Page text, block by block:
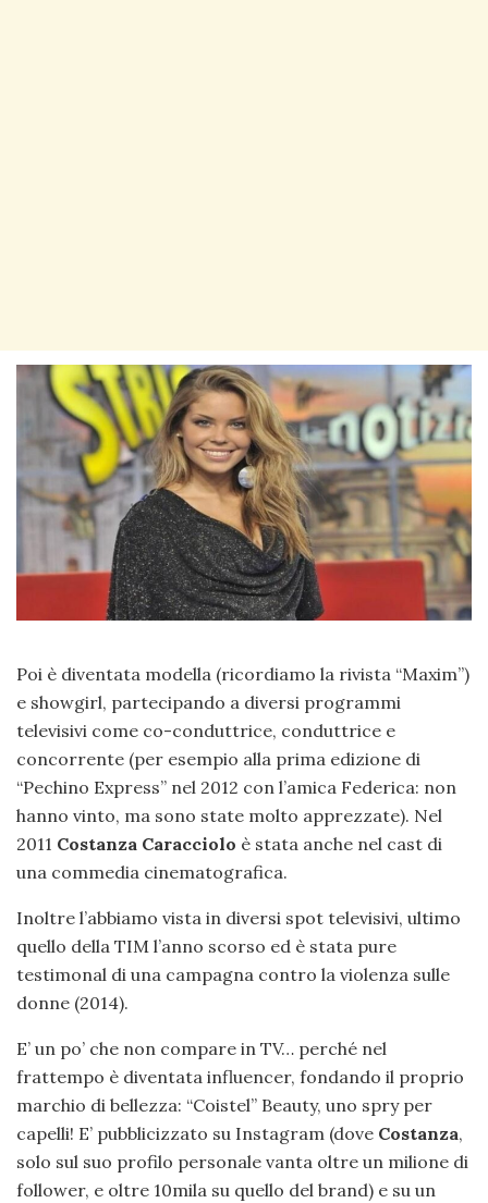
Poi è diventata modella (ricordiamo la rivista “Maxim”)
e showgirl, partecipando a diversi programmi
televisivi come co-conduttrice, conduttrice e
concorrente (per esempio alla prima edizione di
“Pechino Express” nel 2012 con l’amica Federica: non
hanno vinto, ma sono state molto apprezzate). Nel
2011 Costanza Caracciolo è stata anche nel cast di
una commedia cinematografica.
Inoltre l’abbiamo vista in diversi spot televisivi, ultimo
quello della TIM l’anno scorso ed è stata pure
testimonal di una campagna contro la violenza sulle
donne (2014).
E’ un po’ che non compare in TV… perché nel
frattempo è diventata influencer, fondando il proprio
marchio di bellezza: “Coistel” Beauty, uno spry per
capelli! E’ pubblicizzato su Instagram (dove Costanza,
solo sul suo profilo personale vanta oltre un milione di
follower, e oltre 10mila su quello del brand) e su un